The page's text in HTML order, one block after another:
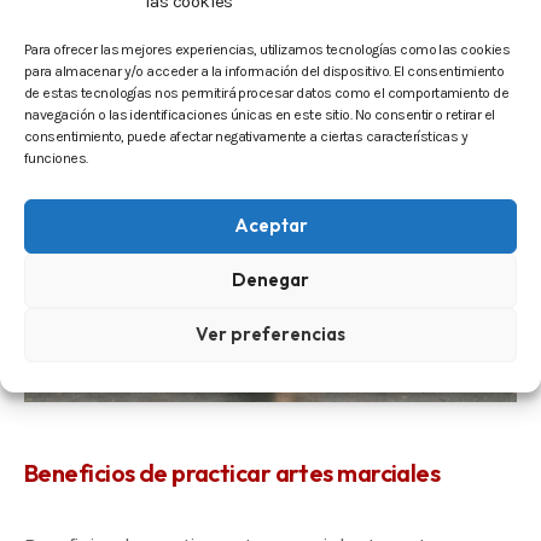
Para ofrecer las mejores experiencias, utilizamos tecnologías como las cookies
para almacenar y/o acceder a la información del dispositivo. El consentimiento
de estas tecnologías nos permitirá procesar datos como el comportamiento de
navegación o las identificaciones únicas en este sitio. No consentir o retirar el
consentimiento, puede afectar negativamente a ciertas características y
funciones.
Aceptar
Denegar
Ver preferencias
Beneficios de practicar artes marciales